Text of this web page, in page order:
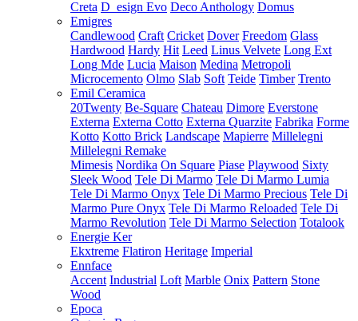
Creta D_esign Evo Deco Anthology Domus
Emigres
Candlewood Craft Cricket Dover Freedom Glass
Hardwood Hardy Hit Leed Linus Velvete Long Ext
Long Mde Lucia Maison Medina Metropoli
Microcemento Olmo Slab Soft Teide Timber Trento
Emil Ceramica
20Twenty Be-Square Chateau Dimore Everstone
Externa Externa Cotto Externa Quarzite Fabrika Forme
Kotto Kotto Brick Landscape Mapierre Millelegni
Millelegni Remake
Mimesis Nordika On Square Piase Playwood Sixty
Sleek Wood Tele Di Marmo Tele Di Marmo Lumia
Tele Di Marmo Onyx Tele Di Marmo Precious Tele Di
Marmo Pure Onyx Tele Di Marmo Reloaded Tele Di
Marmo Revolution Tele Di Marmo Selection Totalook
Energie Ker
Ekxtreme Flatiron Heritage Imperial
Ennface
Accent Industrial Loft Marble Onix Pattern Stone
Wood
Epoca